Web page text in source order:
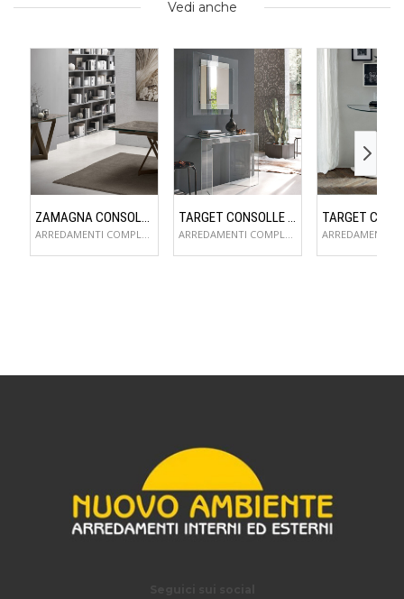
Vedi anche
ZAMAGNA CONSOLLE FLAME TARGET CONSOLLE SAGITTA